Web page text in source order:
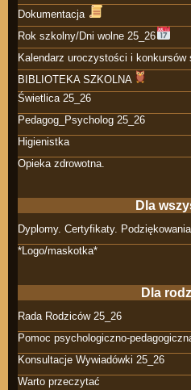
Dokumentacja
Rok szkolny/Dni wolne 25_26
Kalendarz uroczystości i konkursów
BIBLIOTEKA SZKOLNA
Świetlica 25_26
Pedagog_Psycholog 25_26
Higienistka
Opieka zdrowotna.
Dla
Dyplomy. Certyfikaty.
*Logo/maskotka*
Dla
Rada Rodziców 25_26
Pomoc psychologiczno-
Konsultacje Wywiadówki 25_26
Warto przeczytać